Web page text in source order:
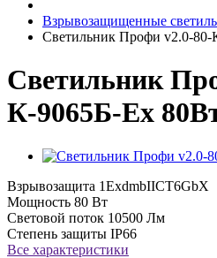
Взрывозащищенные
Светильник Профи v2.0-80-
Светильник
К-9065Б-Ex
Взрывозащита 1ExdmbIICT6GbX
Мощность 80 Вт
Световой поток 10500 Лм
Степень защиты IP66
Все характеристики